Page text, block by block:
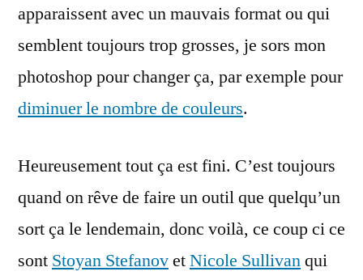
apparaissent avec un mauvais format ou qui
semblent toujours trop grosses, je sors mon
photoshop pour changer ça, par exemple pour
diminuer le nombre de couleurs.
Heureusement tout ça est fini. C’est toujours
quand on rêve de faire un outil que quelqu’un
sort ça le lendemain, donc voilà, ce coup ci ce
sont Stoyan StefanovetNicole Sullivanqui